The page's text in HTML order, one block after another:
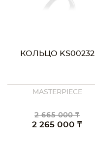
КОЛЬЦО KS00232
MASTERPIECE
2 665 000 ₸
2 265 000 ₸